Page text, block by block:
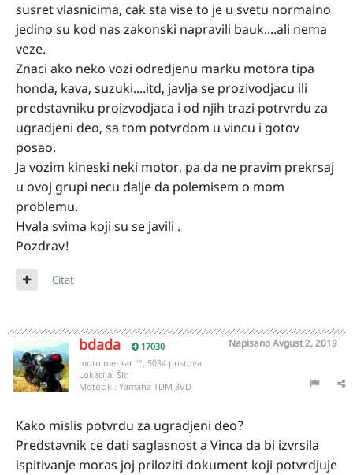
susret vlasnicima, cak sta vise to je u svetu normalno
jedino su kod nas zakonski napravili bauk....ali nema
veze.
Znaci ako neko vozi odredjenu marku motora tipa
honda, kava, suzuki....itd, javlja se prozivodjacu ili
predstavniku proizvodjaca i od njih trazi potrvrdu za
ugradjeni deo, sa tom potvrdom u vincu i gotov
posao.
Ja vozim kineski neki motor, pa da ne pravim prekrsaj
u ovoj grupi necu dalje da polemisem o mom
problemu.
Hvala svima koji su se javili .
Pozdrav!
Citat
bdada 17030 NapisanoAvgust 2, 2019
moto merkat °°, 5034 postova
Lokacija: Šid
Motocikl: Yamaha TDM 3VD
Kako mislis potvrdu za ugradjeni deo?
Predstavnik ce dati saglasnost a Vinca da bi izvrsila
ispitivanje moras joj priloziti dokument koji potvrdjuje